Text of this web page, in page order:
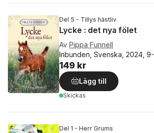
Del 5 - Tillys hästliv
Lycke : det nya fölet
Av Pippa Funnell
Inbunden, Svenska, 2024, 9-
149 kr
Lägg till
Skickas
Del 1 - Herr Grums